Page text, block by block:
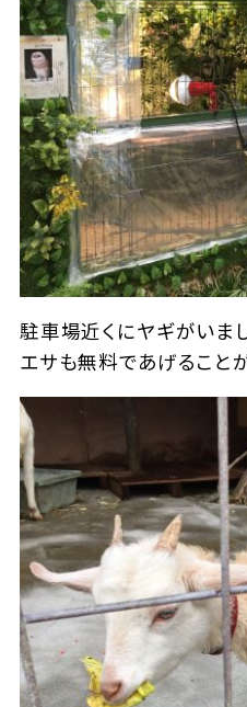
駐車場近くにヤギがいま
エサも無料であげること